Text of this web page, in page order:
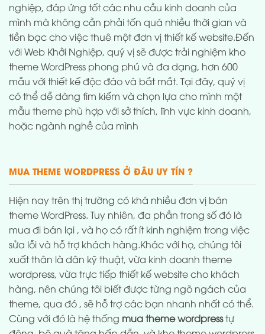
nghiệp, đáp ứng tốt các nhu cầu kinh doanh của
mình mà không cần phải tốn quá nhiều thời gian và
tiền bạc cho việc thuê một đơn vị thiết kế website.Đến
với Web Khởi Nghiệp, quý vị sẽ được trải nghiệm kho
theme WordPress phong phú và đa dạng, hơn 600
mẫu với thiết kế độc đáo và bắt mắt. Tại đây, quý vị
có thể dễ dàng tìm kiếm và chọn lựa cho mình một
mẫu theme phù hợp với sở thích, lĩnh vực kinh doanh,
hoặc ngành nghề của mình
MUA THEME WORDPRESS Ở ĐÂU UY TÍN ?
Hiện nay trên thị trường có khá nhiều đơn vị bán
theme WordPress. Tuy nhiên, đa phần trong số đó là
mua đi bán lại , và họ có rất ít kinh nghiệm trong việc
sửa lỗi và hỗ trợ khách hàng.Khác với họ, chúng tôi
xuất thân là dân kỹ thuật, vừa kinh doanh theme
wordpress, vừa trực tiếp thiết kế website cho khách
hàng, nên chúng tôi biết được từng ngõ ngách của
theme, qua đó , sẽ hỗ trợ các bạn nhanh nhất có thể.
Cùng với đó là hệ thống mua theme wordpresstự